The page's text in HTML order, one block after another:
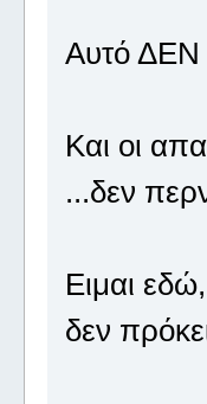
Αυτό ΔΕΝ
Και οι
...δεν
Ειμαι
δεν